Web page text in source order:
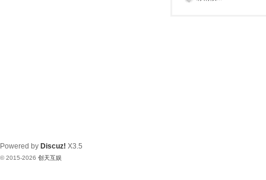
Powered by Discuz! X3.5
© 2015-2026 创天互娱